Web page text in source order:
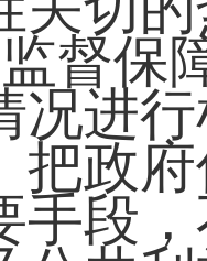
监督
况进
把政
手段